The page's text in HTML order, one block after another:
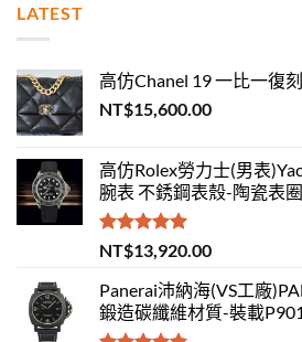
LATEST
高仿Chanel 19 一比一復
NT$15,600.00
高仿Rolex勞力士(男表
腕表 不銹鋼表殼-陶瓷表
評分5.00
滿分 5
NT$13,920.00
Panerai沛納海(VS工廠
鍛造碳纖維材質-裝載